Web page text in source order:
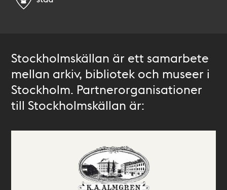
Stockholmskällan är ett samarbete
mellan arkiv, bibliotek och museer i
Stockholm. Partnerorganisationer
till Stockholmskällan är: